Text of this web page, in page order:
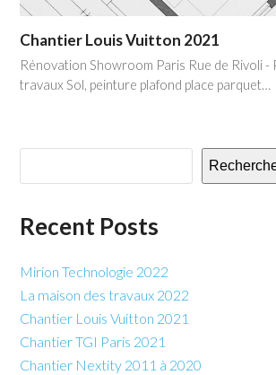
Chantier Louis Vuitton 2021
Rénovation Showroom Paris Rue de Rivoli -
travaux Sol, peinture plafond place parquet…
Recent Posts
Mirion Technologie 2022
La maison des travaux 2022
Chantier Louis Vuitton 2021
Chantier TGI Paris 2021
Chantier Nextity 2011 à 2020